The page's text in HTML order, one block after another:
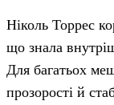
Ніколь Торрес
що знала
Для багатьох
прозорості й